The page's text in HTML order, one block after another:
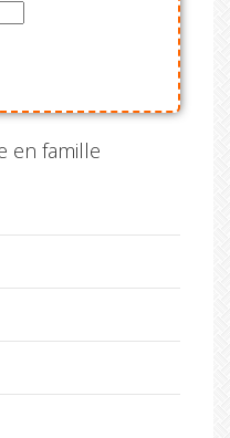
en famille